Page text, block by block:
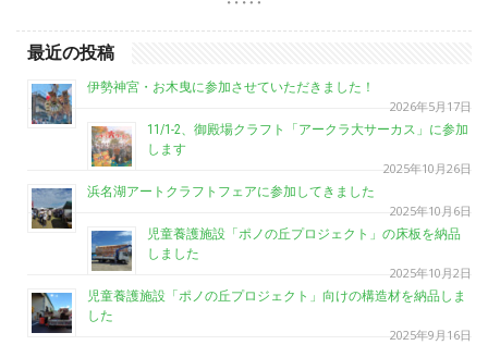
最近の投稿
伊勢神宮・お木曳に参加させていただきました！
2026年5月17日
11/1-2、御殿場クラフト「アークラ大サーカス」に参加
します
2025年10月26日
浜名湖アートクラフトフェアに参加してきました
2025年10月6日
児童養護施設「ポノの丘プロジェクト」の床板を納品
しました
2025年10月2日
児童養護施設「ポノの丘プロジェクト」向けの構造材を納品しま
した
2025年9月16日